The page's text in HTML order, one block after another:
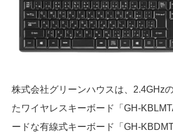
株式会社グリーンハウスは、2.4GHz
たワイヤレスキーボード「GH-
ードな有線式キーボード「GH-